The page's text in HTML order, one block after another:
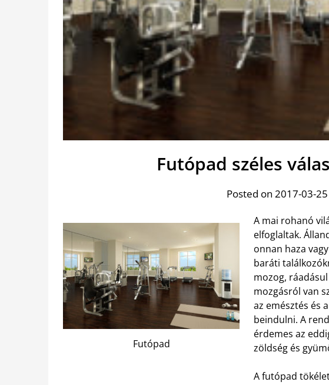
Futópad széles
Posted on 2017-03-25
Futópad
A mai rohanó
elfoglaltak.
onnan haza
baráti
mozog,
mozgásról van
az emésztés és
beindulni. A
érdemes az
zöldség és
A futópad